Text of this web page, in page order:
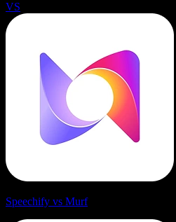
VS
Speechify vs Murf